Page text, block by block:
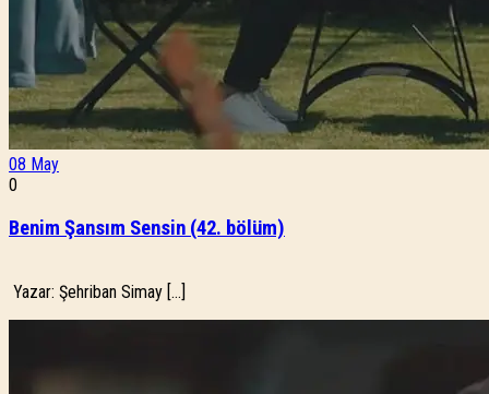
08 May
0
Benim Şansım Sensin (42. bölüm)
Yazar: Şehriban Simay […]